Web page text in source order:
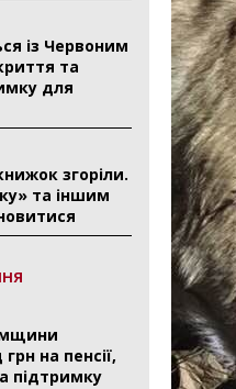
із Червоним
та
для
згоріли.
та іншим
на пенсії,
підтримку